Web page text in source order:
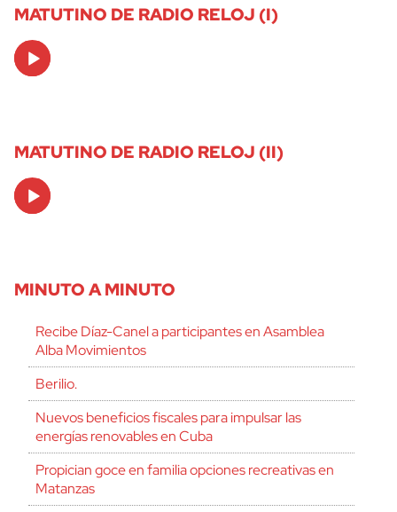
MATUTINO DE RADIO RELOJ (I)
Audio
Player
MATUTINO DE RADIO RELOJ (II)
Audio
Player
MINUTO A MINUTO
Recibe Díaz-Canel a participantes en Asamblea
Alba Movimientos
Berilio.
Nuevos beneficios fiscales para impulsar las
energías renovables en Cuba
Propician goce en familia opciones recreativas en
Matanzas